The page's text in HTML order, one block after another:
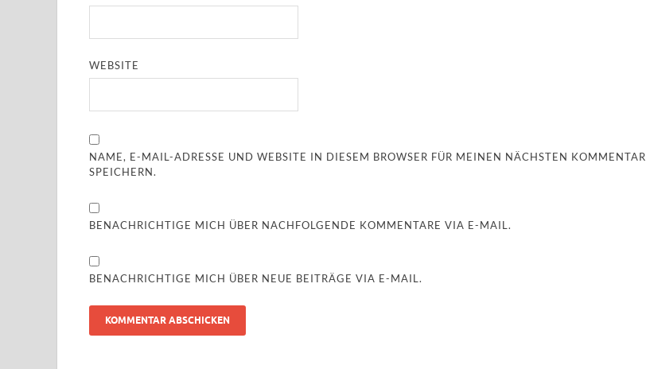
WEBSITE
NAME, E-MAIL-ADRESSE UND WEBSITE IN DIESEM BROWSER FÜR MEINEN NÄCHSTEN KOMMENTAR
SPEICHERN.
BENACHRICHTIGE MICH ÜBER NACHFOLGENDE KOMMENTARE VIA E-MAIL.
BENACHRICHTIGE MICH ÜBER NEUE BEITRÄGE VIA E-MAIL.